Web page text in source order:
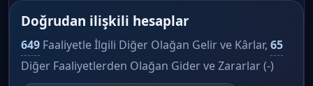
Doğrudan ilişkili hesaplar
649 Faaliyetle İlgili Diğer Olağan Gelir ve Kârlar, 65
Diğer Faaliyetlerden Olağan Gider ve Zararlar (-)